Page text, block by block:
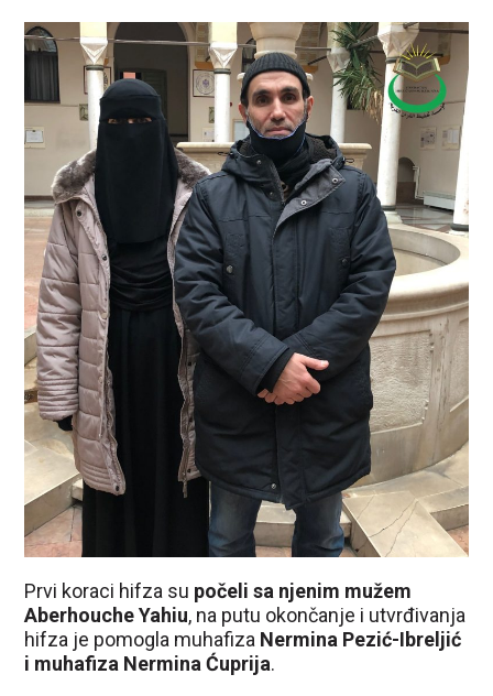
Prvi koraci hifza su počeli sa njenim mužem
Aberhouche Yahiu, na putu okončanje i utvrđivanja
hifza je pomogla muhafiza Nermina Pezić-Ibreljić
i muhafiza Nermina Ćuprija.